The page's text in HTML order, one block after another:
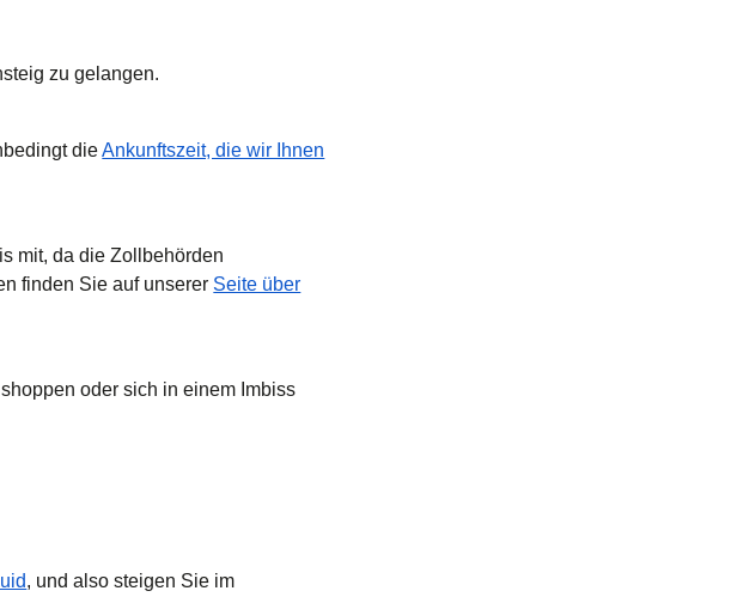
zu gelangen.
dieAnkunftszeit, die wir Ihnen
mit, da die Zollbehörden
finden Sie auf unserer Seite über
oder sich in einem Imbiss
, und also steigen Sie im